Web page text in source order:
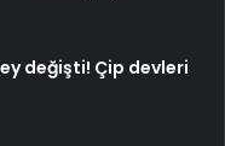
değişti! Çip devleri